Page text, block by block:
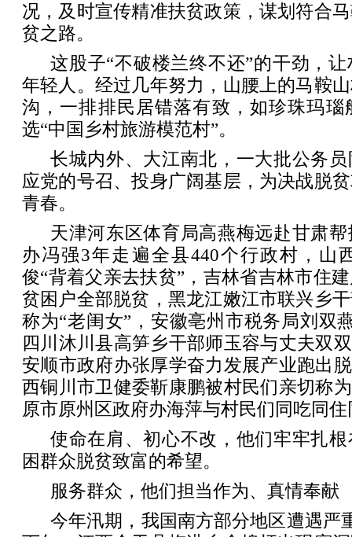
况，及时宣传精准扶贫政策，谋划符合
贫之路。
这股子“不破楼兰终不还”的干劲，
年轻人。经过几年努力，山腰上的马鞍
沟，一排排民居错落有致，如珍珠玛瑙
选“中国乡村旅游模范村”。
长城内外、大江南北，一大批公务
应党的号召、投身广阔基层，为决战脱
青春。
天津河东区体育局高燕梅远赴甘肃
办冯强3年走遍全县440个行政村，山
俊“背着父亲去扶贫”，吉林省吉林市住
贫困户全部脱贫，黑龙江嫩江市联兴乡
称为“老闺女”，安徽亳州市税务局刘双
四川沐川县高笋乡干部师玉容与丈夫双
安顺市政府办张厚学奋力发展产业跑出
西铜川市卫健委靳康鹏被村民们亲切称
原市原州区政府办海萍与村民们同吃同
使命在肩、初心不改，他们牢牢扎
困群众脱贫致富的希望。
服务群众，他们担当作为、真情奉献
今年汛期，我国南方部分地区遭遇严